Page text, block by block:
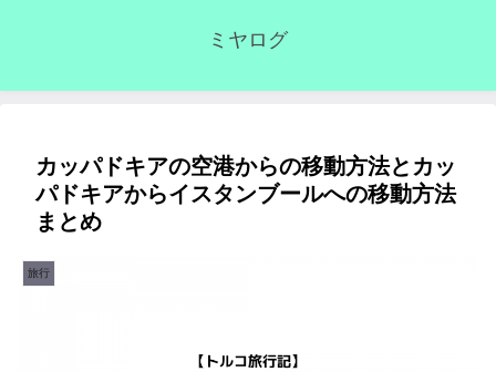
ミヤログ
カッパドキアの空港からの移動方法とカッ
パドキアからイスタンブールへの移動方法
まとめ
旅行